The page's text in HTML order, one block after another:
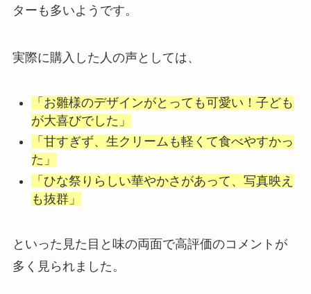
ターも多いようです。
実際に購入した人の声としては、
「お雛様のデザインがとっても可愛い！子ども
が大喜びでした」
「甘すぎず、生クリームも軽くて食べやすかっ
た」
「ひな祭りらしい華やかさがあって、写真映え
も抜群」
といった見た目と味の両面で高評価のコメントが
多く見られました。